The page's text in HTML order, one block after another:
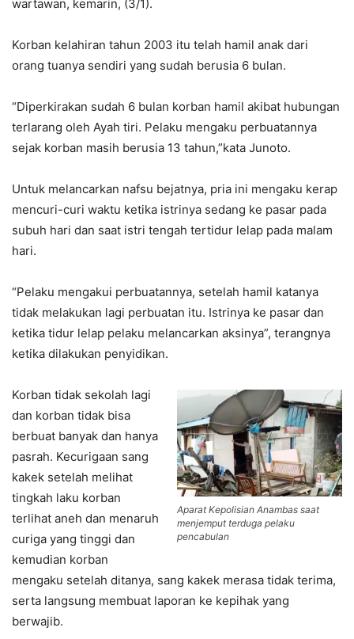
wartawan, kemarin, (3/1).
Korban kelahiran tahun 2003 itu telah hamil anak dari
orang tuanya sendiri yang sudah berusia 6 bulan.
“Diperkirakan sudah 6 bulan korban hamil akibat hubungan
terlarang oleh Ayah tiri. Pelaku mengaku perbuatannya
sejak korban masih berusia 13 tahun,”kata Junoto.
Untuk melancarkan nafsu bejatnya, pria ini mengaku kerap
mencuri-curi waktu ketika istrinya sedang ke pasar pada
subuh hari dan saat istri tengah tertidur lelap pada malam
hari.
“Pelaku mengakui perbuatannya, setelah hamil katanya
tidak melakukan lagi perbuatan itu. Istrinya ke pasar dan
ketika tidur lelap pelaku melancarkan aksinya”, terangnya
ketika dilakukan penyidikan.
Aparat Kepolisian Anambas saat
menjemput terduga pelaku
pencabulan
Korban tidak sekolah lagi
dan korban tidak bisa
berbuat banyak dan hanya
pasrah. Kecurigaan sang
kakek setelah melihat
tingkah laku korban
terlihat aneh dan menaruh
curiga yang tinggi dan
kemudian korban
mengaku setelah ditanya, sang kakek merasa tidak terima,
serta langsung membuat laporan ke kepihak yang
berwajib.